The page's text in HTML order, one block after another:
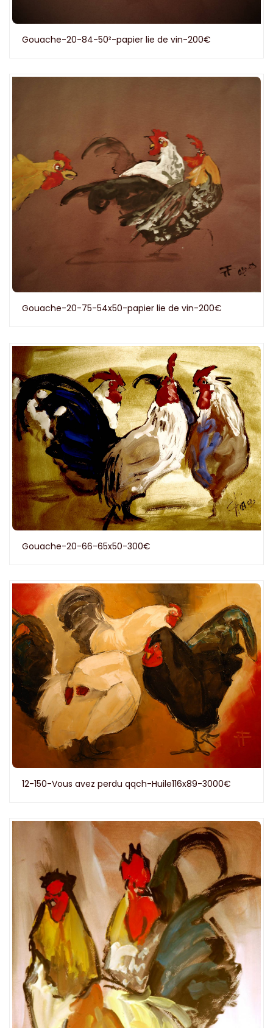
Gouache-20-84-50²-papier lie de vin-200€
Gouache-20-75-54x50-papier lie de vin-200€
Gouache-20-66-65x50-300€
12-150-Vous avez perdu qqch-Huile116x89-3000€